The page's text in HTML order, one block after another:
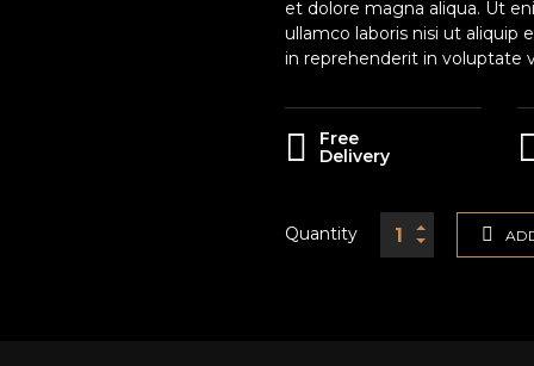
et dolore magna aliqua. Ut
ullamco laboris nisi ut aliquip
in reprehenderit in voluptate
Free
Delivery
Quantity